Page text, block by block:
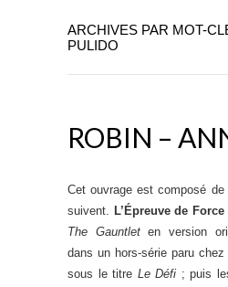
ARCHIVES PAR MOT-
PULIDO
ROBIN –
Cet ouvrage est composé
suivent. L’Épreuve de Force
The Gauntleten version
dans un hors-série paru
sous le titre Le Défi ; puis